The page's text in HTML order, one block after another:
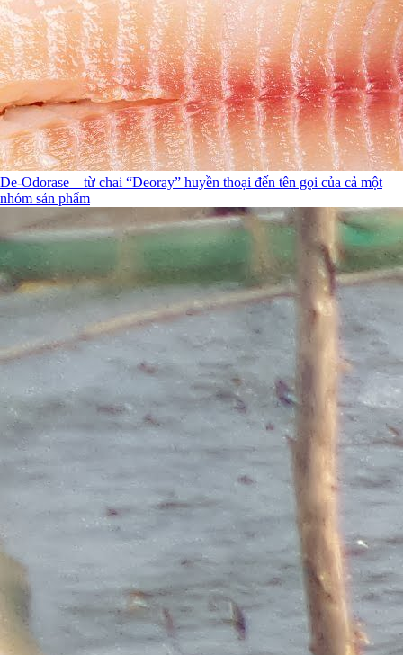
De-Odorase – từ chai “Deoray” huyền thoại đến tên gọi của cả một
nhóm sản phẩm